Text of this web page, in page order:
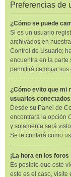
Preferencias de
¿Cómo se puede
Si es un usuario
archivados en
Control de Usuario;
encuentra en la parte
permitirá cambiar
¿Cómo evito que mi
usuarios
Desde su Panel de
encontrará la opción
y solamente será
Se le contará como
¡La hora en los
Es posible que esté
este es el caso, visite